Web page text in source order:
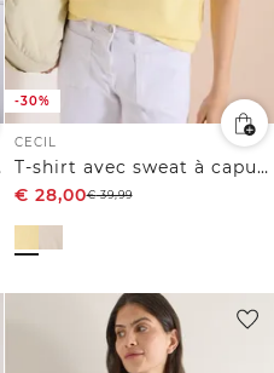
-30%
CECIL
T-shirt avec sweat à capuche et détail imprimé
€ 28,00€39,99